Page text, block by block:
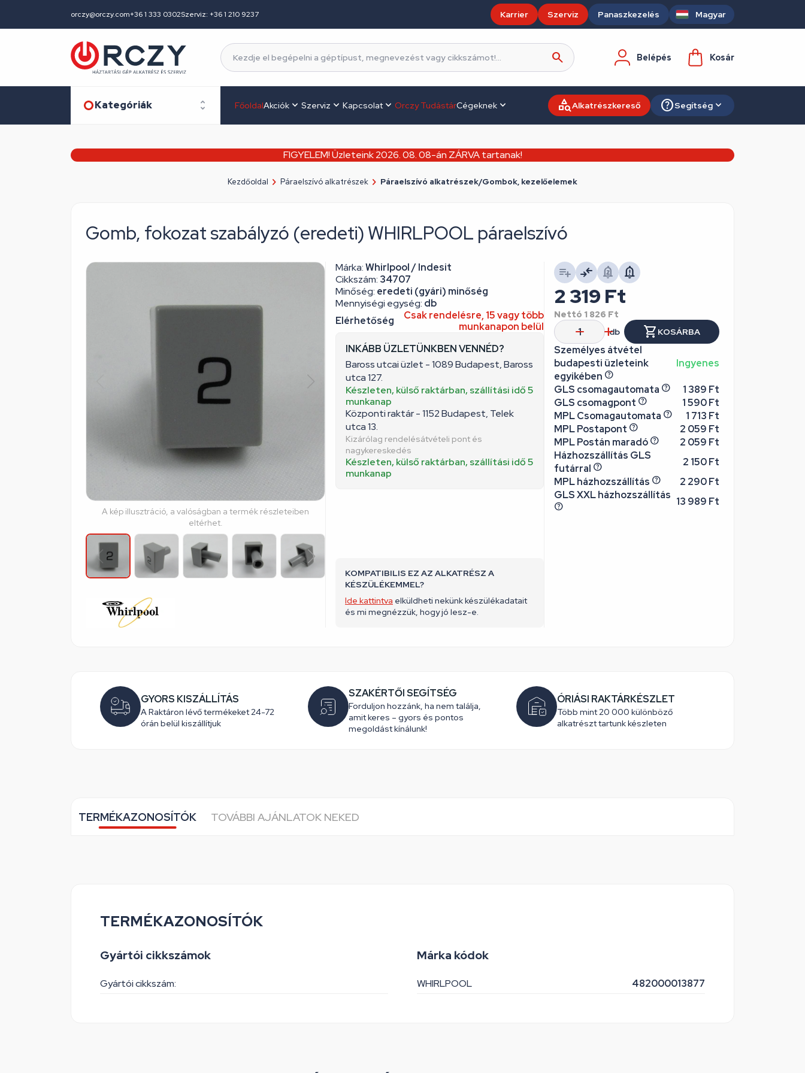
orczy@orczy.com+36 1 333 0302Szerviz: +36 1 210 9237 Karrier Szerviz Panaszkezelés Magyar
Belépés Kosár
Kategóriák FőoldalAkciók Szerviz Kapcsolat Orczy TudástárCégeknek Alkatrészkereső Segítség
FIGYELEM! Üzleteink 2026. 08. 08-án ZÁRVA tartanak!
Kezdőoldal Páraelszívó alkatrészek Páraelszívó alkatrészek/Gombok, kezelőelemek
Gomb, fokozat szabályzó (eredeti) WHIRLPOOL páraelszívó
A kép illusztráció, a valóságban a termék részleteiben
eltérhet.
Márka:Whirlpool / Indesit
Cikkszám: 34707
Minőség: eredeti (gyári) minőség
Mennyiségi egység: db
Elérhetőség
Csak rendelésre, 15 vagy több
munkanapon belül
INKÁBB ÜZLETÜNKBEN VENNÉD?
Baross utcai üzlet - 1089 Budapest, Baross
utca 127.
Készleten, külső raktárban, szállítási idő 5
munkanap
Központi raktár - 1152 Budapest, Telek
utca 13.
Kizárólag rendelésátvételi pont és
nagykereskedés
Készleten, külső raktárban, szállítási idő 5
munkanap
KOMPATIBILIS EZ AZ ALKATRÉSZ A
KÉSZÜLÉKEMMEL?
Ide kattintva elküldheti nekünk készülékadatait
és mi megnézzük, hogy jó lesz-e.
2 319 Ft
Nettó 1 826 Ft
db
KOSÁRBA
Személyes átvétel
budapesti üzleteink
egyikében
Ingyenes
GLS csomagautomata
1 389 Ft
GLS csomagpont
1 590 Ft
MPL Csomagautomata
1 713 Ft
MPL Postapont
2 059 Ft
MPL Postán maradó
2 059 Ft
Házhozszállítás GLS
futárral
2 150 Ft
MPL házhozszállítás
2 290 Ft
GLS XXL házhozszállítás
13 989 Ft
GYORS KISZÁLLÍTÁS
A Raktáron lévő termékeket 24-72
órán belül kiszállítjuk
SZAKÉRTŐI SEGÍTSÉG
Forduljon hozzánk, ha nem találja,
amit keres – gyors és pontos
megoldást kínálunk!
ÓRIÁSI RAKTÁRKÉSZLET
Több mint 20 000 különböző
alkatrészt tartunk készleten
TERMÉKAZONOSÍTÓK TOVÁBBI AJÁNLATOK NEKED
TERMÉKAZONOSÍTÓK
Gyártói cikkszámok
Gyártói cikkszám:
Márka kódok
WHIRLPOOL 482000013877